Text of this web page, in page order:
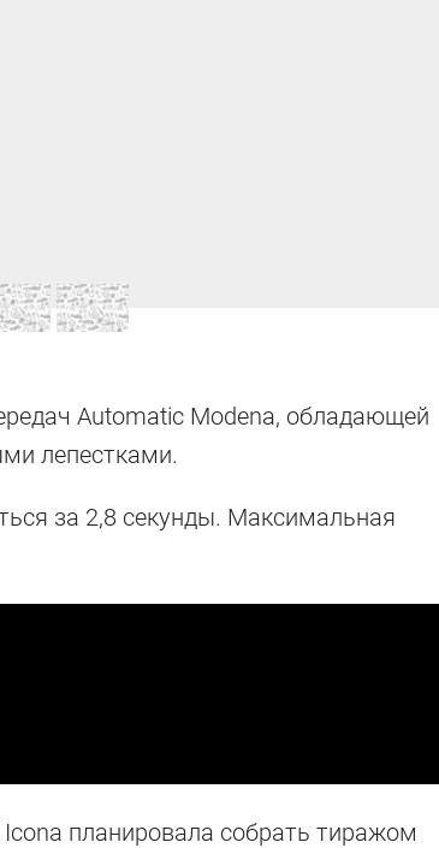
Automatic Modena, обладающей
лепестками.
за 2,8 секунды. Максимальная
планировала собрать тиражом